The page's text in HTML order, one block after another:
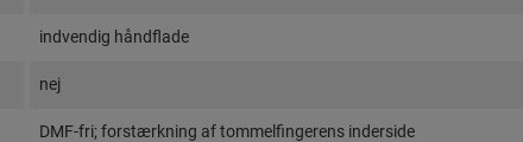
indvendig håndflade
nej
DMF-fri; forstærkning af tommelfingerens inderside